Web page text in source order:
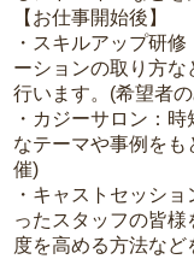
【お仕事開始後】
・スキルアップ研
ーションの取り方
行います。(希望者
・カジーサロン：
なテーマや事例をも
催)
・キャストセッシ
ったスタッフの皆
度を高める方法な